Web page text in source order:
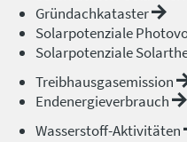
Gründachkataster
Solarpotenziale
Solarpotenziale
Treibhausgasemission
Endenergieverbrauch
Wasserstoff-Aktivitäten